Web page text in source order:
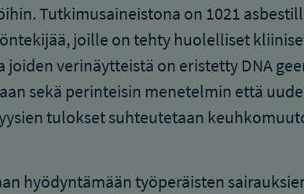
Tutkimusaineistona on 1021
joille on tehty huolelliset
verinäytteistä on eristetty DNA
sekä perinteisin menetelmin että
tulokset suhteutetaan
hyödyntämään työperäisten